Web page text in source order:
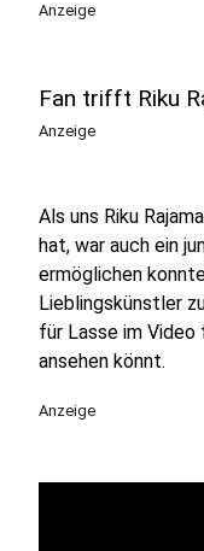
Anzeige
Fan trifft Riku
Anzeige
Als uns Riku
hat, war auch ein
ermöglichen
Lieblingskünstler
für Lasse im
ansehen könnt.
Anzeige